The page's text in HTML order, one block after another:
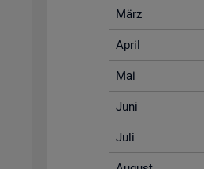
März
April
Mai
Juni
Juli